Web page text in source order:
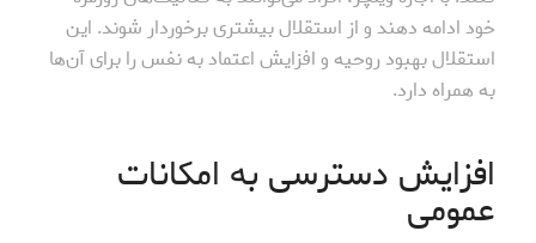
خود ادامه دهند و از استقلال بیشتری برخوردار شوند. این
استقلال بهبود روحیه و افزایش اعتماد به نفس را برای آن‌ها
به همراه دارد.
افزایش دسترسی به امکانات
عمومی